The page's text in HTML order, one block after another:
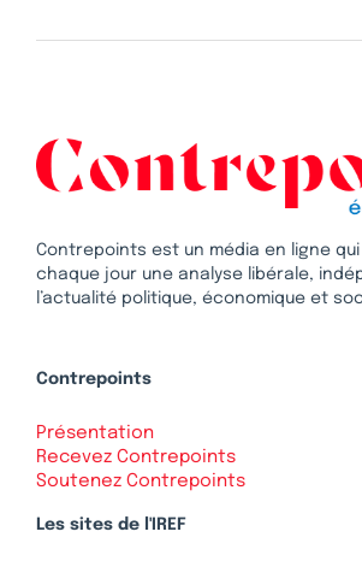
Contrepoints est un média en ligne
chaque jour une analyse libérale,
l’actualité politique, économique et
Contrepoints
Présentation
Recevez Contrepoints
Soutenez Contrepoints
Les sites de l'IREF